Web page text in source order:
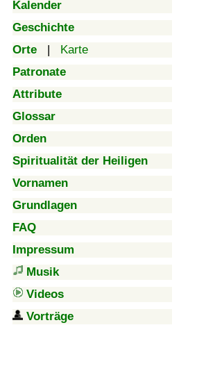
Kalender
Geschichte
Orte | Karte
Patronate
Attribute
Glossar
Orden
Spiritualität der Heiligen
Vornamen
Grundlagen
FAQ
Impressum
Musik
Videos
Vorträge